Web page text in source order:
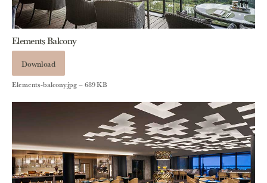
Elements Balcony
Download
Elements-balcony.jpg – 689 KB